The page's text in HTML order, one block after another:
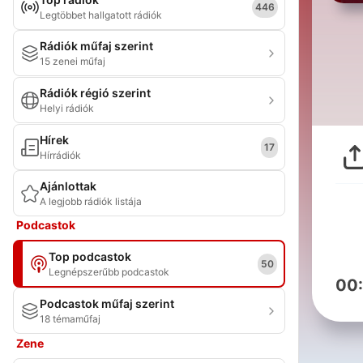
Legtöbbet hallgatott rádiók
446
Rádiók műfaj szerint
15 zenei műfaj
Rádiók régió szerint
Helyi rádiók
Hírek
Hírrádiók
17
Ajánlottak
A legjobb rádiók listája
Podcastok
Top podcastok
Legnépszerűbb podcastok
50
Podcastok műfaj szerint
18 témaműfaj
Zene